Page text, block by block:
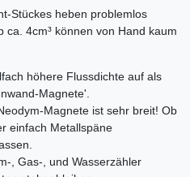
Stückes heben problemlos
4cm³ können von Hand kaum
höhere Flussdichte auf als
Magnete'.
Magnete ist sehr breit! Ob
einfach Metallspäne
, Gas-, und Wasserzähler